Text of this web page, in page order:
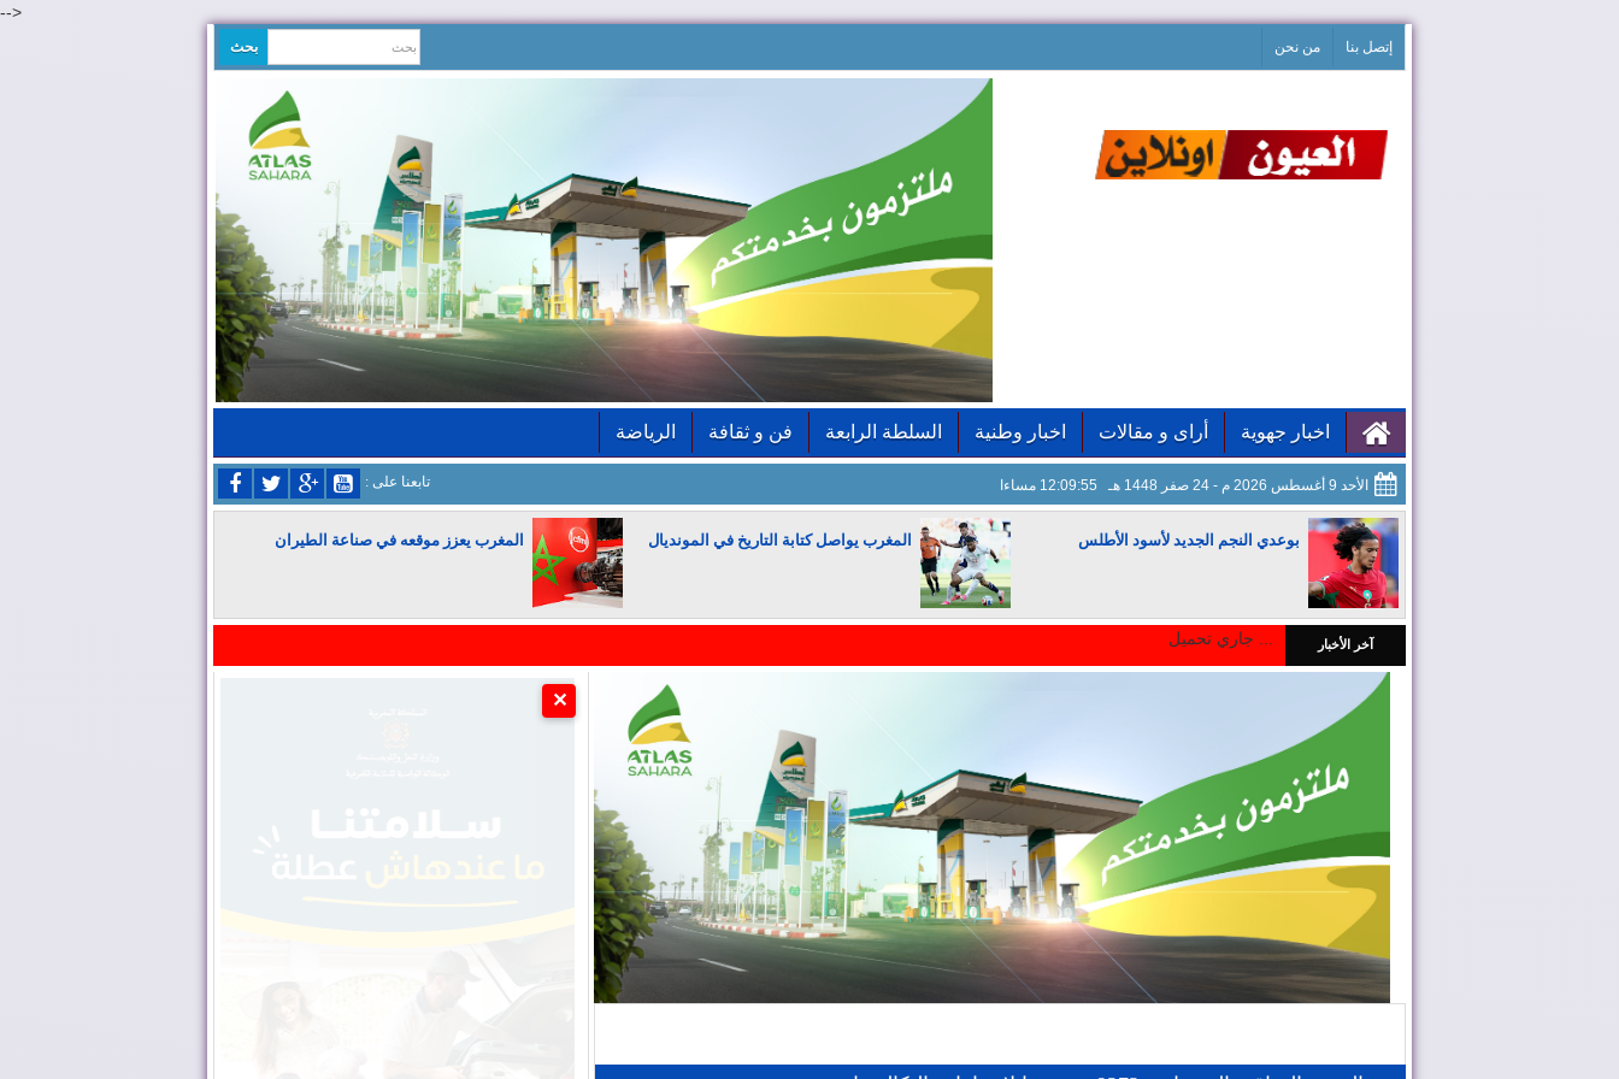
-->
إتصل بنا من نحن
اخبار جهوية أراى و مقالات اخبار وطنية السلطة الرابعة فن و ثقافة الرياضة
الأحد 9 أغسطس 2026 م - 24 صفر 1448 هـ 12:09:56 مساءا : تابعنا على
بوعدي النجم الجديد لأسود الأطلس المغرب يواصل كتابة التاريخ في المونديال المغرب يعزز موقعه في صناعة الطيران
المغرب يجذب كبار المستثمرين آخر الأخبار
✕